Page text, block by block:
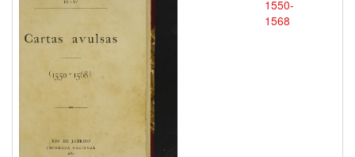
1550-
1568